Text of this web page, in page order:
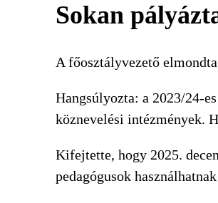
Sokan
A főosztályvezető
Hangsúlyozta: a 2023/24-
köznevelési intézmények.
Kifejtette, hogy 2025.
pedagógusok